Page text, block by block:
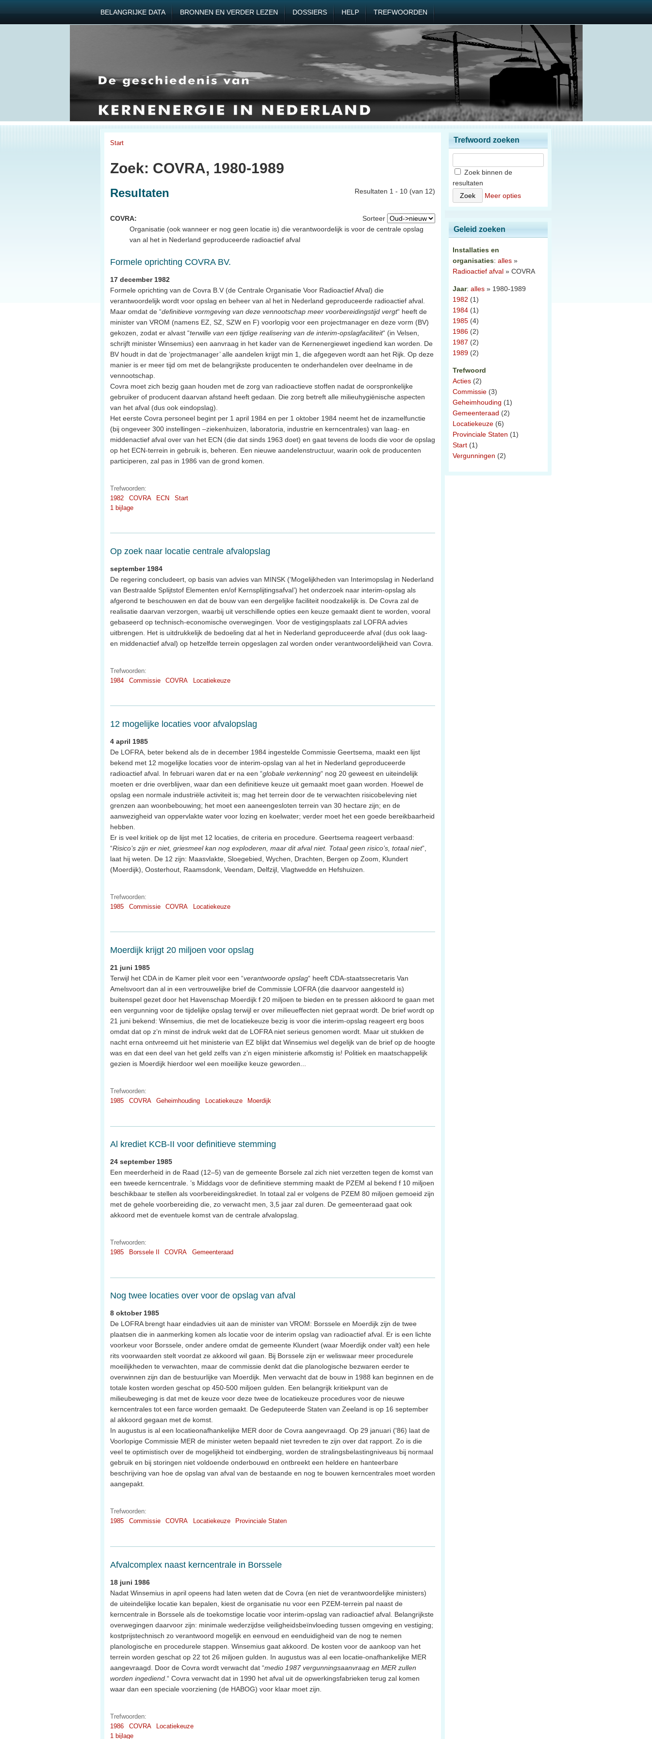
BELANGRIJKE DATA BRONNEN EN VERDER LEZEN DOSSIERS HELP TREFWOORDEN
Start
Zoek: COVRA, 1980-1989
Resultaten 1 - 10 (van 12)
Resultaten
Sorteer
COVRA:
Organisatie (ook wanneer er nog geen locatie is) die verantwoordelijk is voor de centrale opslag
van al het in Nederland geproduceerde radioactief afval
Formele oprichting COVRA BV.
17 december 1982
Formele oprichting van de Covra B.V (de Centrale Organisatie Voor Radioactief Afval) die
verantwoordelijk wordt voor opslag en beheer van al het in Nederland geproduceerde radioactief afval.
Maar omdat de “definitieve vormgeving van deze vennootschap meer voorbereidingstijd vergt“ heeft de
minister van VROM (namens EZ, SZ, SZW en F) voorlopig voor een projectmanager en deze vorm (BV)
gekozen, zodat er alvast “terwille van een tijdige realisering van de interim-opslagfaciliteit“ (in Velsen,
schrijft minister Winsemius) een aanvraag in het kader van de Kernenergiewet ingediend kan worden. De
BV houdt in dat de ‘projectmanager’ alle aandelen krijgt min 1, die afgegeven wordt aan het Rijk. Op deze
manier is er meer tijd om met de belangrijkste producenten te onderhandelen over deelname in de
vennootschap.
Covra moet zich bezig gaan houden met de zorg van radioactieve stoffen nadat de oorspronkelijke
gebruiker of producent daarvan afstand heeft gedaan. Die zorg betreft alle milieuhygiënische aspecten
van het afval (dus ook eindopslag).
Het eerste Covra personeel begint per 1 april 1984 en per 1 oktober 1984 neemt het de inzamelfunctie
(bij ongeveer 300 instellingen –ziekenhuizen, laboratoria, industrie en kerncentrales) van laag- en
middenactief afval over van het ECN (die dat sinds 1963 doet) en gaat tevens de loods die voor de opslag
op het ECN-terrein in gebruik is, beheren. Een nieuwe aandelenstructuur, waarin ook de producenten
participeren, zal pas in 1986 van de grond komen.
Trefwoorden:
1982
COVRA ECN
Start
1 bijlage
Op zoek naar locatie centrale afvalopslag
september 1984
De regering concludeert, op basis van advies van MINSK (‘Mogelijkheden van Interimopslag in Nederland
van Bestraalde Splijtstof Elementen en/of Kernsplijtingsafval’) het onderzoek naar interim-opslag als
afgerond te beschouwen en dat de bouw van een dergelijke faciliteit noodzakelijk is. De Covra zal de
realisatie daarvan verzorgen, waarbij uit verschillende opties een keuze gemaakt dient te worden, vooral
gebaseerd op technisch-economische overwegingen. Voor de vestigingsplaats zal LOFRA advies
uitbrengen. Het is uitdrukkelijk de bedoeling dat al het in Nederland geproduceerde afval (dus ook laag-
en middenactief afval) op hetzelfde terrein opgeslagen zal worden onder verantwoordelijkheid van Covra.
Trefwoorden:
1984
Commissie COVRA Locatiekeuze
12 mogelijke locaties voor afvalopslag
4 april 1985
De LOFRA, beter bekend als de in december 1984 ingestelde Commissie Geertsema, maakt een lijst
bekend met 12 mogelijke locaties voor de interim-opslag van al het in Nederland geproduceerde
radioactief afval. In februari waren dat er na een “globale verkenning“ nog 20 geweest en uiteindelijk
moeten er drie overblijven, waar dan een definitieve keuze uit gemaakt moet gaan worden. Hoewel de
opslag een normale industriële activiteit is; mag het terrein door de te verwachten risicobeleving niet
grenzen aan woonbebouwing; het moet een aaneengesloten terrein van 30 hectare zijn; en de
aanwezigheid van oppervlakte water voor lozing en koelwater; verder moet het een goede bereikbaarheid
hebben.
Er is veel kritiek op de lijst met 12 locaties, de criteria en procedure. Geertsema reageert verbaasd:
“Risico’s zijn er niet, griesmeel kan nog exploderen, maar dit afval niet. Totaal geen risico’s, totaal niet”,
laat hij weten. De 12 zijn: Maasvlakte, Sloegebied, Wychen, Drachten, Bergen op Zoom, Klundert
(Moerdijk), Oosterhout, Raamsdonk, Veendam, Delfzijl, Vlagtwedde en Hefshuizen.
Trefwoorden:
1985
Commissie COVRA Locatiekeuze
Moerdijk krijgt 20 miljoen voor opslag
21 juni 1985
Terwijl het CDA in de Kamer pleit voor een “verantwoorde opslag“ heeft CDA-staatssecretaris Van
Amelsvoort dan al in een vertrouwelijke brief de Commissie LOFRA (die daarvoor aangesteld is)
buitenspel gezet door het Havenschap Moerdijk f 20 miljoen te bieden en te pressen akkoord te gaan met
een vergunning voor de tijdelijke opslag terwijl er over milieueffecten niet gepraat wordt. De brief wordt op
21 juni bekend: Winsemius, die met de locatiekeuze bezig is voor die interim-opslag reageert erg boos
omdat dat op z’n minst de indruk wekt dat de LOFRA niet serieus genomen wordt. Maar uit stukken de
nacht erna ontvreemd uit het ministerie van EZ blijkt dat Winsemius wel degelijk van de brief op de hoogte
was en dat een deel van het geld zelfs van z’n eigen ministerie afkomstig is! Politiek en maatschappelijk
gezien is Moerdijk hierdoor wel een moeilijke keuze geworden...
Trefwoorden:
1985
COVRA Geheimhouding Locatiekeuze Moerdijk
Al krediet KCB-II voor definitieve stemming
24 september 1985
Een meerderheid in de Raad (12–5) van de gemeente Borsele zal zich niet verzetten tegen de komst van
een tweede kerncentrale. ’s Middags voor de definitieve stemming maakt de PZEM al bekend f 10 miljoen
beschikbaar te stellen als voorbereidingskrediet. In totaal zal er volgens de PZEM 80 miljoen gemoeid zijn
met de gehele voorbereiding die, zo verwacht men, 3,5 jaar zal duren. De gemeenteraad gaat ook
akkoord met de eventuele komst van de centrale afvalopslag.
Trefwoorden:
1985
Borssele II COVRA Gemeenteraad
Nog twee locaties over voor de opslag van afval
8 oktober 1985
De LOFRA brengt haar eindadvies uit aan de minister van VROM: Borssele en Moerdijk zijn de twee
plaatsen die in aanmerking komen als locatie voor de interim opslag van radioactief afval. Er is een lichte
voorkeur voor Borssele, onder andere omdat de gemeente Klundert (waar Moerdijk onder valt) een hele
rits voorwaarden stelt voordat ze akkoord wil gaan. Bij Borssele zijn er weliswaar meer procedurele
moeilijkheden te verwachten, maar de commissie denkt dat die planologische bezwaren eerder te
overwinnen zijn dan de bestuurlijke van Moerdijk. Men verwacht dat de bouw in 1988 kan beginnen en de
totale kosten worden geschat op 450-500 miljoen gulden. Een belangrijk kritiekpunt van de
milieubeweging is dat met de keuze voor deze twee de locatiekeuze procedures voor de nieuwe
kerncentrales tot een farce worden gemaakt. De Gedeputeerde Staten van Zeeland is op 16 september
al akkoord gegaan met de komst.
In augustus is al een locatieonafhankelijke MER door de Covra aangevraagd. Op 29 januari ('86) laat de
Voorlopige Commissie MER de minister weten bepaald niet tevreden te zijn over dat rapport. Zo is die
veel te optimistisch over de mogelijkheid tot eindberging, worden de stralingsbelastingniveaus bij normaal
gebruik en bij storingen niet voldoende onderbouwd en ontbreekt een heldere en hanteerbare
beschrijving van hoe de opslag van afval van de bestaande en nog te bouwen kerncentrales moet worden
aangepakt.
Trefwoorden:
1985
Commissie COVRA Locatiekeuze Provinciale Staten
Afvalcomplex naast kerncentrale in Borssele
18 juni 1986
Nadat Winsemius in april opeens had laten weten dat de Covra (en niet de verantwoordelijke ministers)
de uiteindelijke locatie kan bepalen, kiest de organisatie nu voor een PZEM-terrein pal naast de
kerncentrale in Borssele als de toekomstige locatie voor interim-opslag van radioactief afval. Belangrijkste
overwegingen daarvoor zijn: minimale wederzijdse veiligheidsbeïnvloeding tussen omgeving en vestiging;
kostprijstechnisch zo verantwoord mogelijk en eenvoud en eenduidigheid van de nog te nemen
planologische en procedurele stappen. Winsemius gaat akkoord. De kosten voor de aankoop van het
terrein worden geschat op 22 tot 26 miljoen gulden. In augustus was al een locatie-onafhankelijke MER
aangevraagd. Door de Covra wordt verwacht dat “medio 1987 vergunningsaanvraag en MER zullen
worden ingediend .“ Covra verwacht dat in 1990 het afval uit de opwerkingsfabrieken terug zal komen
waar dan een speciale voorziening (de HABOG) voor klaar moet zijn.
Trefwoorden:
1986
COVRA
Locatiekeuze
1 bijlage
Trefwoord zoeken
Zoek binnen de
resultaten
Meer opties
Geleid zoeken
Installaties en
organisaties: alles »
Radioactief afval » COVRA
Jaar: alles » 1980-1989
1982 (1)
1984 (1)
1985 (4)
1986 (2)
1987 (2)
1989 (2)
Trefwoord
Acties (2)
Commissie (3)
Geheimhouding (1)
Gemeenteraad (2)
Locatiekeuze (6)
Provinciale Staten (1)
Start (1)
Vergunningen (2)